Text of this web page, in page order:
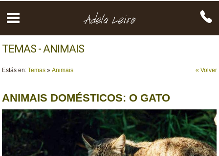
TEMAS - ANIMAIS
« Volver
Estás en:Temas »Animais
ANIMAIS DOMÉSTICOS: O GATO